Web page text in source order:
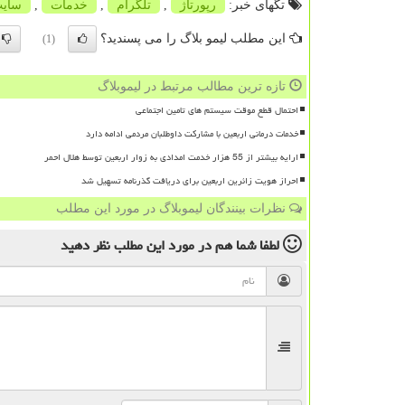
تگهای خبر: رپورتاژ تلگرام خدمات
این مطلب لیمو بلاگ را می پسندید؟ (1)
تازه ترین مطالب مرتبط در لیموبلاگ
احتمال قطع موقت سیستم های تامین اجتماعی
خدمات درمانی اربعین با مشارکت داوطلبان مردمی ادامه دارد
ارایه بیشتر از 55 هزار خدمت امدادی به زوار اربعین توسط هلال احمر
احراز هویت زائرین اربعین برای دریافت گذرنامه تسهیل شد
نظرات بینندگان لیموبلاگ در مورد این مطلب
لطفا شما همدر مورد این مطلبنظر دهید